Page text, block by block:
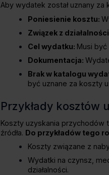
Aby wydatek został uznany za
Poniesienie kosztu:
Związek z
Cel wydatku: Musi
Dokumentacja:
Brak w katalogu
być uznane za koszty
Przykłady kosztów
Koszty uzyskania przychodów
źródła. Do przykładów tego
Koszty związane z
Wydatki na czynsz,
działalności.